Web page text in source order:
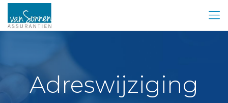
Adreswijziging